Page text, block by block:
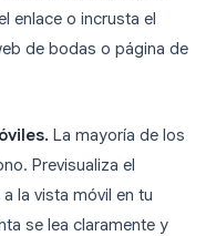
enlace o incrusta el
de bodas o página de
La mayoría de los
Previsualiza el
la vista móvil en tu
se lea claramente y